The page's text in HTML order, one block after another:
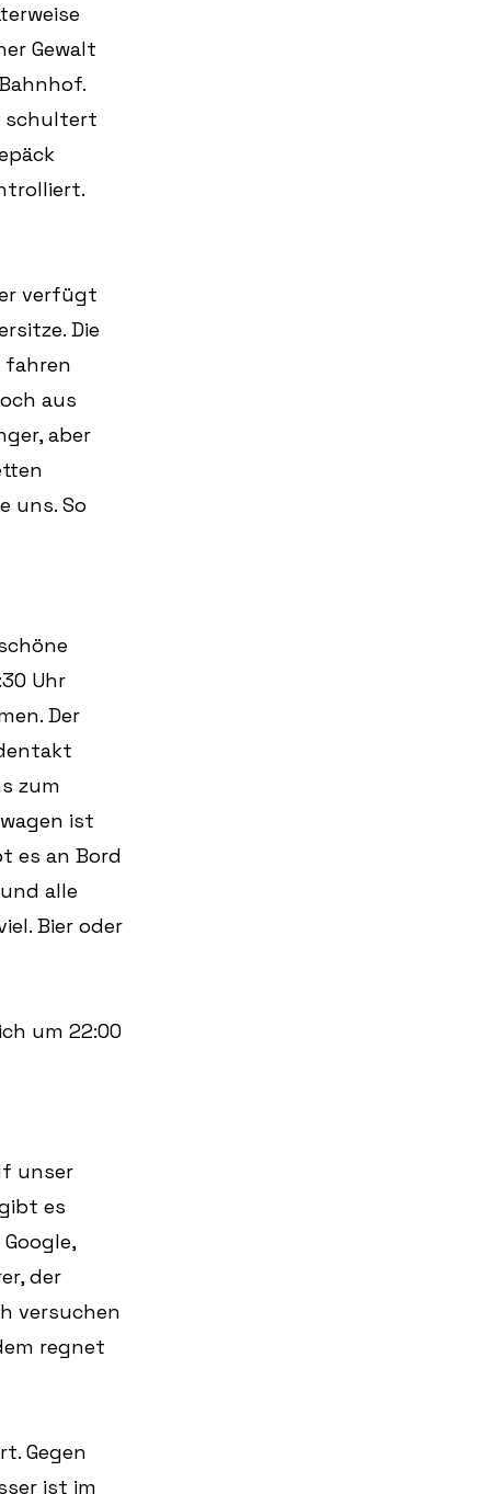
Gewalt
schultert
verfügt
Die
fahren
aus
aber
uns. So
Uhr
Der
zum
ist
es an Bord
alle
Bier oder
um 22:00
unser
es
der
versuchen
regnet
Gegen
ist im